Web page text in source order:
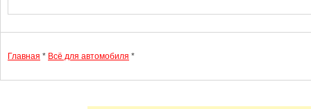
Главная * Всё для автомобиля *